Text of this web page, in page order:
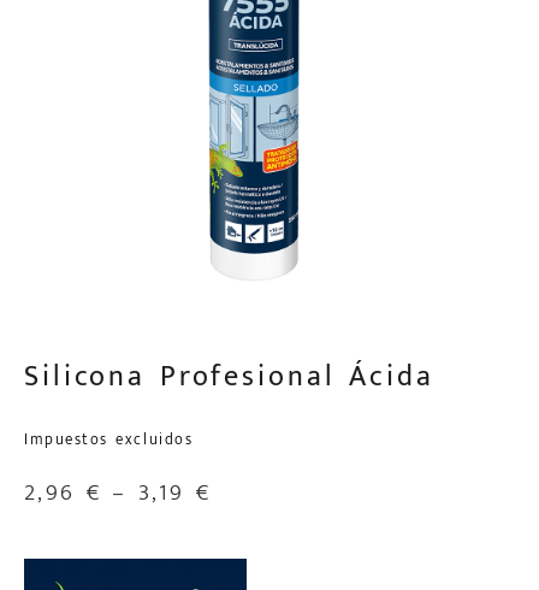
Silicona Profesional Ácida
Impuestos excluidos
2,96 € – 3,19 €